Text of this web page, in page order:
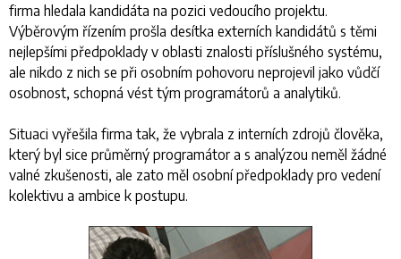
firma hledala kandidáta na pozici vedoucího projektu.
Výběrovým řízením prošla desítka externích kandidátů s těmi
nejlepšími předpoklady v oblasti znalosti příslušného systému,
ale nikdo z nich se při osobním pohovoru neprojevil jako vůdčí
osobnost, schopná vést tým programátorů a analytiků.
Situaci vyřešila firma tak, že vybrala z interních zdrojů člověka,
který byl sice průměrný programátor a s analýzou neměl žádné
valné zkušenosti, ale zato měl osobní předpoklady pro vedení
kolektivu a ambice k postupu.